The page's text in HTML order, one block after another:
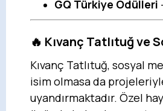
GQ Türkiye Ödülleri
🔥 Kıvanç Tatlıtuğ ve
Kıvanç Tatlıtuğ, sosyal
isim olmasa da
uyandırmaktadır. Özel